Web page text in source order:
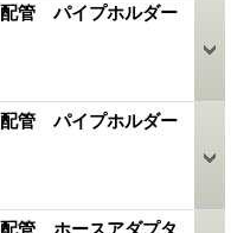
管 パイプホルダー
管 パイプホルダー
管 ホースアダプタ